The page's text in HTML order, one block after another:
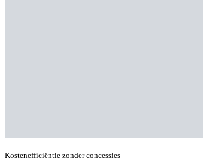
Kostenefficiëntie zonder concessies